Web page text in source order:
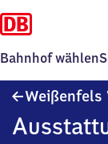
Bahnhof wählen
Weißenfels